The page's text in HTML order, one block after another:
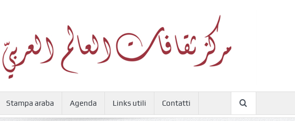
Stampa araba Agenda Links utili Contatti